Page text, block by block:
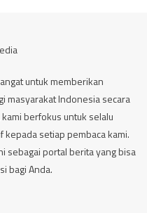
untuk memberikan
masyarakat Indonesia secara
berfokus untuk selalu
setiap pembaca kami.
sebagai portal berita yang bisa
bagi Anda.